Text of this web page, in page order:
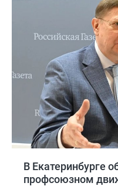
В Екатеринбурге
профсоюзном